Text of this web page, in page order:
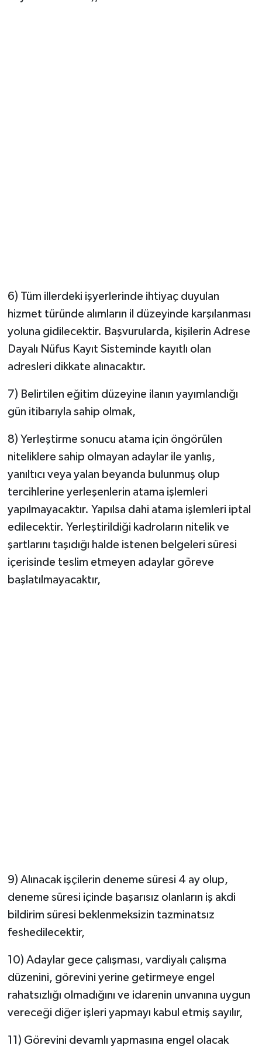
6) Tüm illerdeki işyerlerinde ihtiyaç duyulan
hizmet türünde alımların il düzeyinde karşılanması
yoluna gidilecektir. Başvurularda, kişilerin Adrese
Dayalı Nüfus Kayıt Sisteminde kayıtlı olan
adresleri dikkate alınacaktır.
7) Belirtilen eğitim düzeyine ilanın yayımlandığı
gün itibarıyla sahip olmak,
8) Yerleştirme sonucu atama için öngörülen
niteliklere sahip olmayan adaylar ile yanlış,
yanıltıcı veya yalan beyanda bulunmuş olup
tercihlerine yerleşenlerin atama işlemleri
yapılmayacaktır. Yapılsa dahi atama işlemleri iptal
edilecektir. Yerleştirildiği kadroların nitelik ve
şartlarını taşıdığı halde istenen belgeleri süresi
içerisinde teslim etmeyen adaylar göreve
başlatılmayacaktır,
9) Alınacak işçilerin deneme süresi 4 ay olup,
deneme süresi içinde başarısız olanların iş akdi
bildirim süresi beklenmeksizin tazminatsız
feshedilecektir,
10) Adaylar gece çalışması, vardiyalı çalışma
düzenini, görevini yerine getirmeye engel
rahatsızlığı olmadığını ve idarenin unvanına uygun
vereceği diğer işleri yapmayı kabul etmiş sayılır,
11) Görevini devamlı yapmasına engel olacak